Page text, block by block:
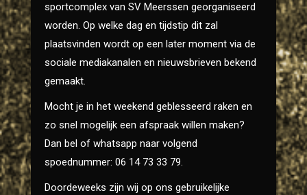
sportcomplex van SV Meerssen georganiseerd
worden. Op welke dag en tijdstip dit zal
plaatsvinden wordt op een later moment via de
sociale mediakanalen en nieuwsbrieven bekend
gemaakt.
Mocht je in het weekend geblesseerd raken en
zo snel mogelijk een afspraak willen maken?
Dan bel of whatsapp naar volgend
spoednummer: 06 14 73 33 79.
Doordeweeks zijn wij op ons gebruikelijke